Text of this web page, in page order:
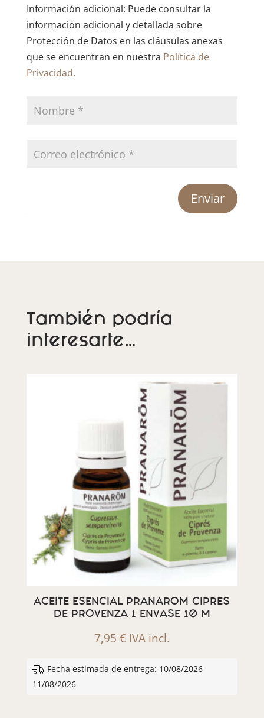
Información adicional: Puede consultar la
información adicional y detallada sobre
Protección de Datos en las cláusulas anexas
que se encuentran en nuestra Política de
Privacidad.
Enviar
También podría
interesarte…
ACEITE ESENCIAL PRANAROM CIPRES
DE PROVENZA 1 ENVASE 10 M
7,95 € IVA incl.
Fecha estimada de entrega: 10/08/2026 -
11/08/2026